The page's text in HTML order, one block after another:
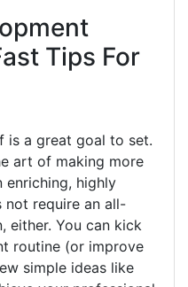
Tips For
is a great goal to set.
art of making more
highly
not require an all-
either. You can kick
routine (or improve
simple ideas like